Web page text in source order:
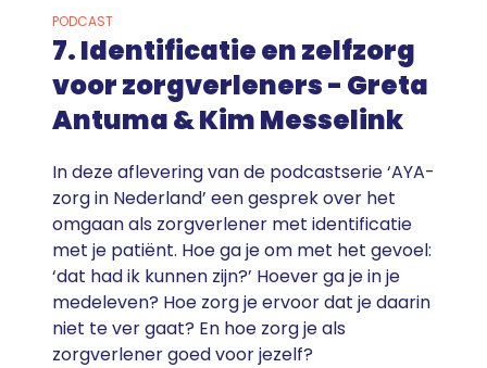
PODCAST
7. Identificatie en zelfzorg
voor zorgverleners - Greta
Antuma & Kim Messelink
In deze aflevering van de podcastserie ‘AYA-
zorg in Nederland’ een gesprek over het
omgaan als zorgverlener met identificatie
met je patiënt. Hoe ga je om met het gevoel:
‘dat had ik kunnen zijn?’ Hoever ga je in je
medeleven? Hoe zorg je ervoor dat je daarin
niet te ver gaat? En hoe zorg je als
zorgverlener goed voor jezelf?